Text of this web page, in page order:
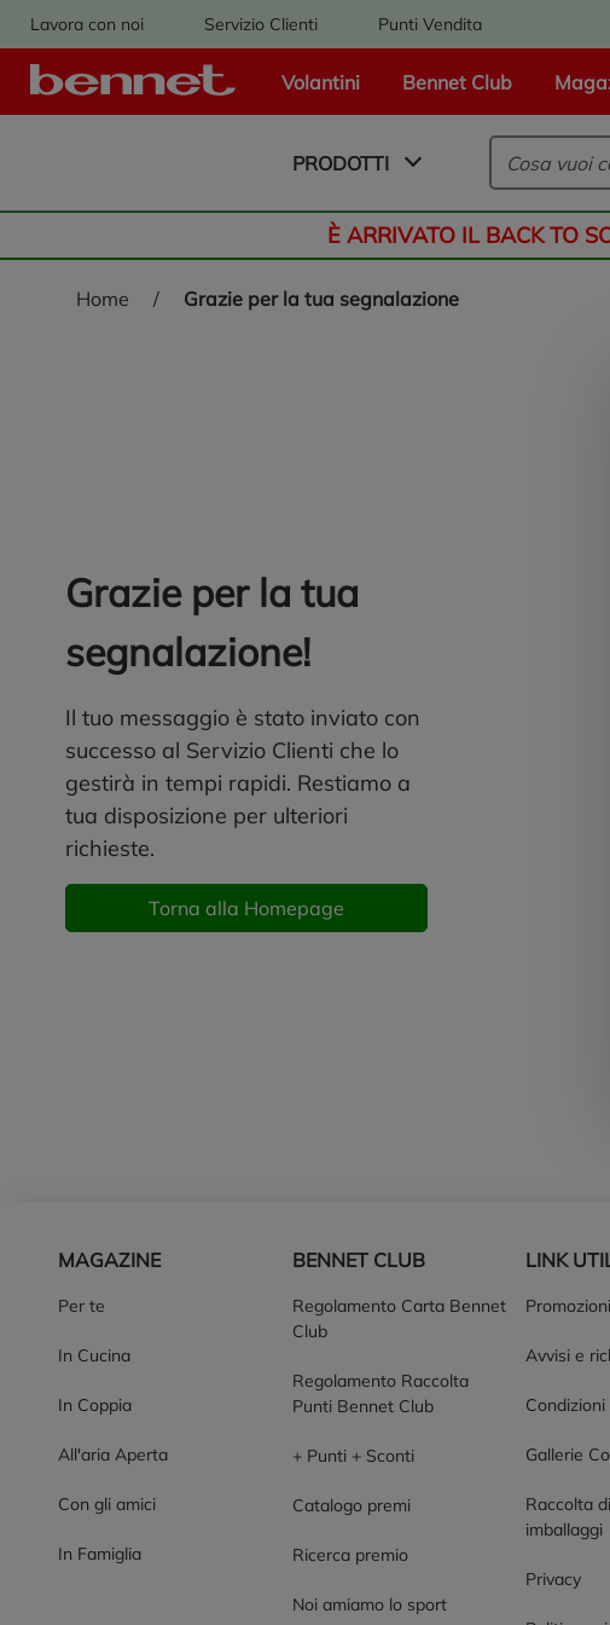
Lavora con noi Servizio Clienti Punti Vendita
Volantini Bennet Club
Logo Bennet - Torna alla homepage
PRODOTTI
È ARRIVATO IL BACK TO
home / grazie per la tua segnalazione
Grazie per la tua
segnalazione!
Il tuo messaggio è stato inviato con
successo al Servizio Clienti che lo
gestirà in tempi rapidi. Restiamo a
tua disposizione per ulteriori
richieste.
Torna alla Homepage
MAGAZINE
Per te
In Cucina
In Coppia
All'aria Aperta
Con gli amici
In Famiglia
BENNET CLUB
Regolamento Carta Bennet
Club
Regolamento Raccolta
Punti Bennet Club
+ Punti + Sconti
Catalogo premi
Ricerca premio
Noi amiamo lo sport
LINK
Promozioni
Avvisi e
Gallerie
Raccolta
imballaggi
Privacy